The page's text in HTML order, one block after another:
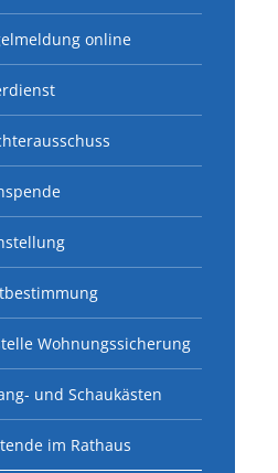
online
Wohnungssicherung
und Schaukästen
im Rathaus